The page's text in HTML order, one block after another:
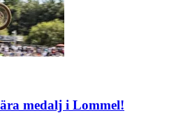
medalj i Lommel!